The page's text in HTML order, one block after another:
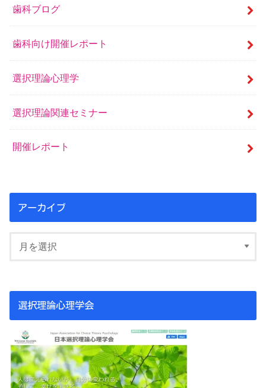
歯科ブログ
歯科向け開催レポート
選択理論心理学
選択理論関連セミナー
開催レポート
アーカイブ
選択理論心理学会